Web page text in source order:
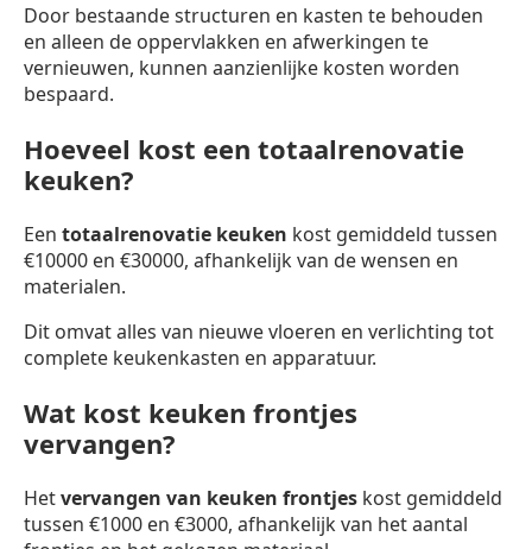
Door bestaande structuren en kasten te behouden
en alleen de oppervlakken en afwerkingen te
vernieuwen, kunnen aanzienlijke kosten worden
bespaard.
Hoeveel kost een totaalrenovatie
keuken?
Een totaalrenovatie keuken kost gemiddeld tussen
€10000 en €30000, afhankelijk van de wensen en
materialen.
Dit omvat alles van nieuwe vloeren en verlichting tot
complete keukenkasten en apparatuur.
Wat kost keuken frontjes
vervangen?
Hetvervangen van keuken frontjes kost gemiddeld
tussen €1000 en €3000, afhankelijk van het aantal